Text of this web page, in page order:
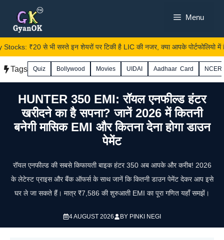
content
Menu
₹20 से भी सस्ते इन शेयरों पर टिकी है LIC की नजर, क्या आपके पोर्टफोलियो में हैं
Tags Quiz Bollywood Movies UIDAI Aadhaar Card
HUNTER 350 EMI: रॉयल एनफील्ड हंटर
खरीदने का है सपना? जानें 2026 में कितनी
बनेगी मासिक EMI और कितना देना होगा डाउन
पेमेंट
रॉयल एनफील्ड की सबसे किफायती बाइक हंटर 350 अब आपके और करीब! 2026
के लेटेस्ट प्राइस और बैंक ऑफर्स के साथ जानें कि कितनी डाउन पेमेंट देकर आप इसे
घर ले जा सकते हैं। मात्र ₹7,586 की शुरुआती EMI का पूरा गणित यहाँ समझें।
4 AUGUST 2026 BY PINKI NEGI